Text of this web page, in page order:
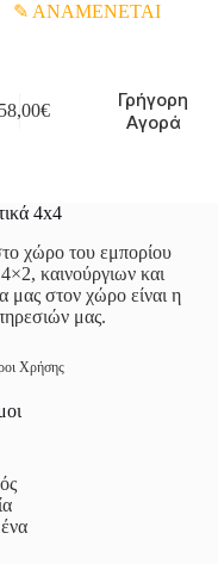
ΑΝΑΜΕΝΕΤΑΙ
€
Γρήγορη
Αγορά
4x4
χώρο του εμπορίου
καινούργιων και
μας στον χώρο είναι η
μας.
Χρήσης